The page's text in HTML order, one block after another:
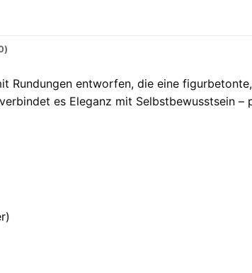
Rundungen entworfen, die eine
es Eleganz mit Selbstbewusstsein